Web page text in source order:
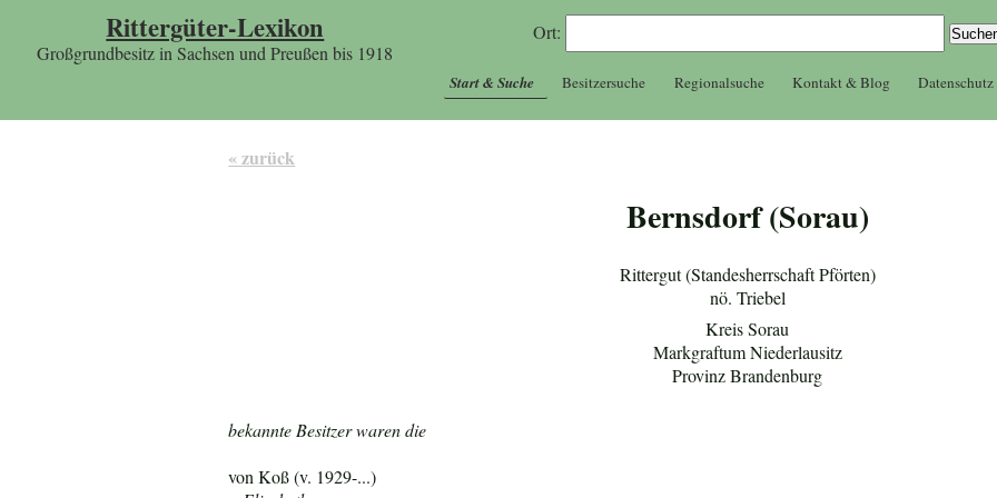
Rittergüter-Lexikon
Großgrundbesitz in Sachsen und Preußen bis 1918
Ort:
Start & Suche Besitzersuche Regionalsuche Kontakt & Blog Datenschutz
« zurück
Bernsdorf (Sorau)
Rittergut (Standesherrschaft Pförten)
nö. Triebel
Kreis Sorau
Markgraftum Niederlausitz
Provinz Brandenburg
bekannte Besitzer waren die
von Koß (v. 1929-...)